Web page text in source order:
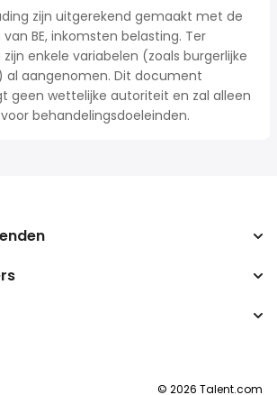
zijn uitgerekend gemaakt met de
BE, inkomsten belasting. Ter
enkele variabelen (zoals burgerlijke
al aangenomen. Dit document
geen wettelijke autoriteit en zal alleen
behandelingsdoeleinden.
© 2026 Talent.com